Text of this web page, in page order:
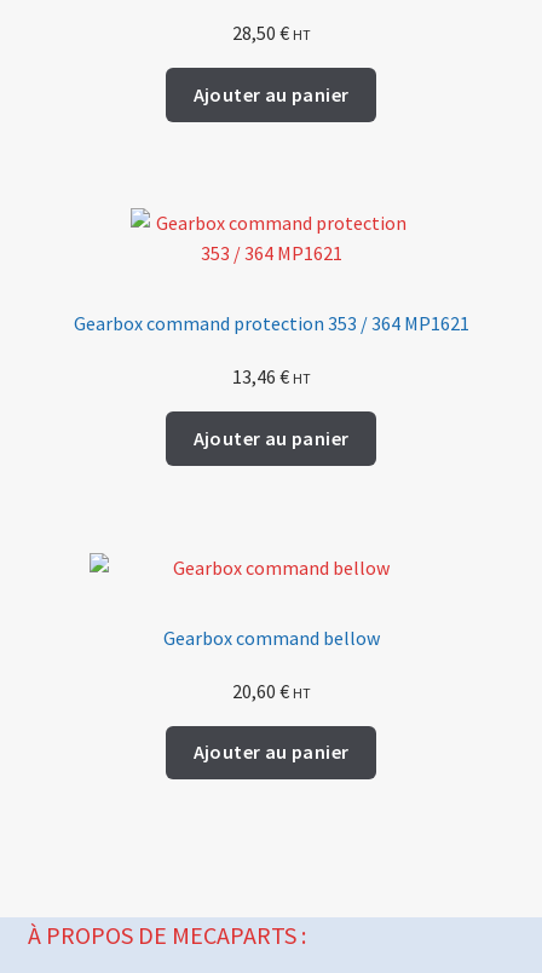
28,50 € HT
Ajouter au panier
Gearbox command protection 353 / 364 MP1621
13,46 € HT
Ajouter au panier
Gearbox command bellow
20,60 € HT
Ajouter au panier
À PROPOS DE MECAPARTS :